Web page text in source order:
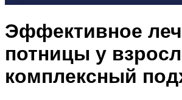
Эффективное
потницы у
комплексный